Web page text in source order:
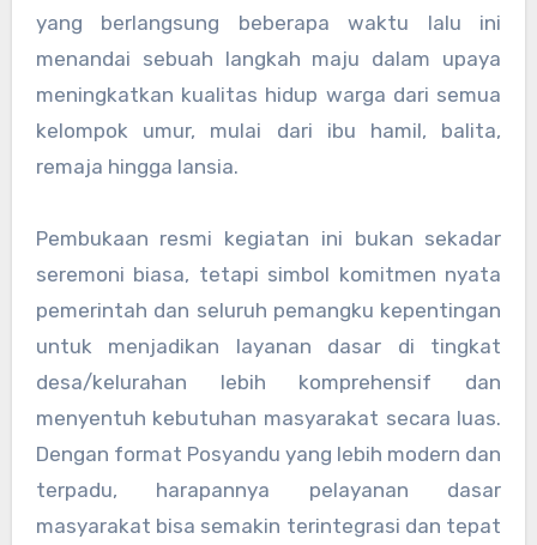
yang berlangsung beberapa waktu lalu ini
menandai sebuah langkah maju dalam upaya
meningkatkan kualitas hidup warga dari semua
kelompok umur, mulai dari ibu hamil, balita,
remaja hingga lansia.
Pembukaan resmi kegiatan ini bukan sekadar
seremoni biasa, tetapi simbol komitmen nyata
pemerintah dan seluruh pemangku kepentingan
untuk menjadikan layanan dasar di tingkat
desa/kelurahan lebih komprehensif dan
menyentuh kebutuhan masyarakat secara luas.
Dengan format Posyandu yang lebih modern dan
terpadu, harapannya pelayanan dasar
masyarakat bisa semakin terintegrasi dan tepat